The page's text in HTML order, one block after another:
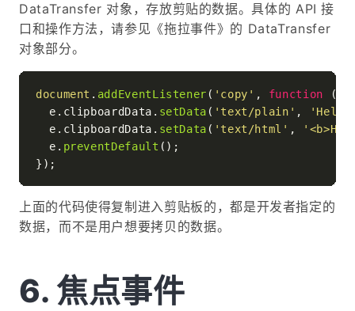
DataTransfer 对象，存放剪贴的数据。具体的 API 接
口和操作方法，请参见《拖拉事件》的 DataTransfer
对象部分。
document . addEventListener ( 'copy' , function (
  e.
clipboardData . setData ( 'text/plain' ,
  e.
clipboardData . setData ( 'text/html' ,
  e.
preventDefault ();
上面的代码使得复制进入剪贴板的，都是开发者指定的
数据，而不是用户想要拷贝的数据。
焦点事件